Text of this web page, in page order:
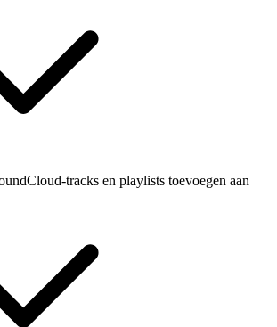
tracks en playlists toevoegen aan